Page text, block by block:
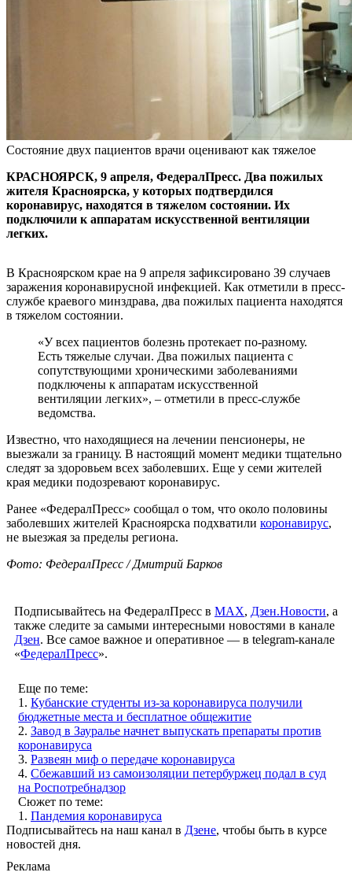
Состояние двух пациентов врачи оценивают как тяжелое
КРАСНОЯРСК, 9 апреля, ФедералПресс. Два пожилых
жителя Красноярска, у которых подтвердился
коронавирус, находятся в тяжелом состоянии. Их
подключили к аппаратам искусственной вентиляции
легких.
В Красноярском крае на 9 апреля зафиксировано 39 случаев
заражения коронавирусной инфекцией. Как отметили в пресс-
службе краевого минздрава, два пожилых пациента находятся
в тяжелом состоянии.
«У всех пациентов болезнь протекает по-разному.
Есть тяжелые случаи. Два пожилых пациента с
сопутствующими хроническими заболеваниями
подключены к аппаратам искусственной
вентиляции легких», – отметили в пресс-службе
ведомства.
Известно, что находящиеся на лечении пенсионеры, не
выезжали за границу. В настоящий момент медики тщательно
следят за здоровьем всех заболевших. Еще у семи жителей
края медики подозревают коронавирус.
Ранее «ФедералПресс» сообщал о том, что около половины
заболевших жителей Красноярска подхватили коронавирус,
не выезжая за пределы региона.
Фото: ФедералПресс / Дмитрий Барков
Подписывайтесь на ФедералПресс в МАХ, Дзен.Новости, а
также следите за самыми интересными новостями в канале
Дзен. Все самое важное и оперативное — в telegram-канале
«ФедералПресс».
Еще по теме:
1. Кубанские студенты из-за коронавируса получили
бюджетные места и бесплатное общежитие
2. Завод в Зауралье начнет выпускать препараты против
коронавируса
3. Развеян миф о передаче коронавируса
4. Сбежавший из самоизоляции петербуржец подал в суд
на Роспотребнадзор
Сюжет по теме:
1. Пандемия коронавируса
Подписывайтесь на наш канал в Дзене, чтобы быть в курсе
новостей дня.
Реклама